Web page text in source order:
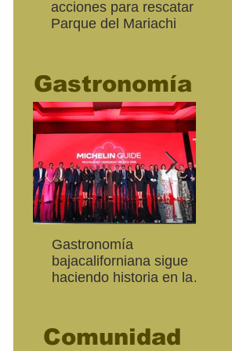
"Función Velorio" llegará
al Teatro Universitario
como cierre del Taller de
acciones para rescatar el
Parque del Mariachi
Comunidad
Gastronomía
bajacaliforniana sigue
haciendo historia en la
Gastronomía